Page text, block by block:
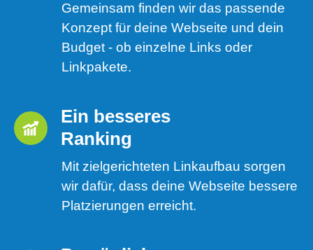
Gemeinsam finden wir das passende
Konzept für deine Webseite und dein
Budget - ob einzelne Links oder
Linkpakete.
Ein besseres
Ranking
Mit zielgerichteten Linkaufbau sorgen
wir dafür, dass deine Webseite bessere
Platzierungen erreicht.